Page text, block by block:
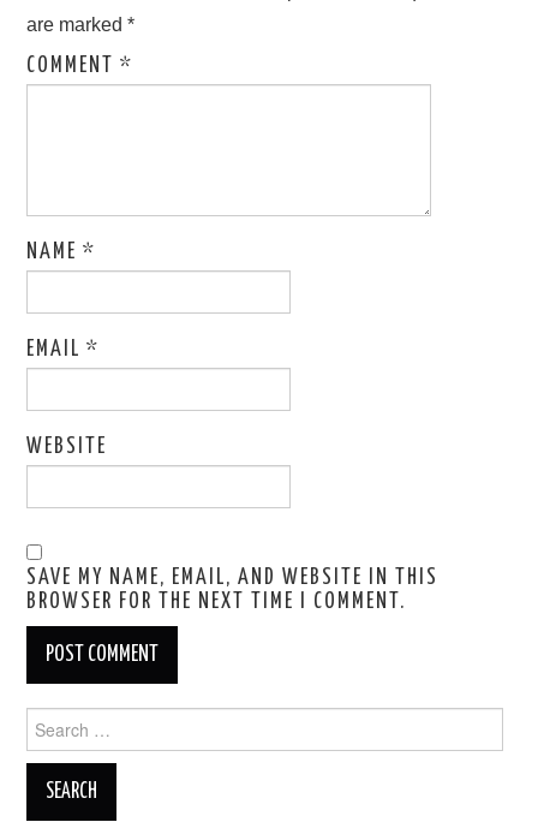
are marked*
COMMENT*
NAME*
EMAIL*
WEBSITE
SAVE MY NAME, EMAIL, AND WEBSITE IN THIS
BROWSER FOR THE NEXT TIME I COMMENT.
for: